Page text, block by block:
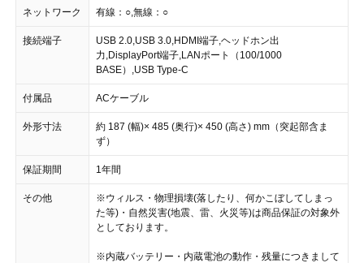
ネットワーク 有線：○,無線：○
接続端子
USB 2.0,USB 3.0,HDMI端子,ヘッドホン出
力,DisplayPort端子,LANポート（100/1000
BASE）,USB Type-C
付属品 ACケーブル
外形寸法
約 187 (幅)× 485 (奥行)× 450 (高さ) mm（突起部含ま
ず）
保証期間 1年間
その他
※ウィルス・物理損壊(落したり、何かこぼしてしまっ
た等)・自然災害(地震、雷、火災等)は商品保証の対象外
としております。
※内蔵バッテリー・内蔵電池の動作・残量につきまして